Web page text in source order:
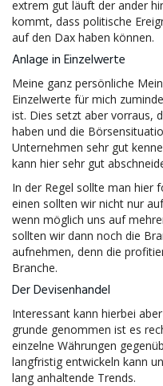
extrem gut läuft der ander
kommt, dass politische
auf den Dax haben können.
Anlage in Einzelwerte
Meine ganz persönliche
Einzelwerte für mich
ist. Dies setzt aber vorraus,
haben und die
Unternehmen sehr gut
kann hier sehr gut
In der Regel sollte man hier
einen sollten wir nicht nur
wenn möglich uns auf
sollten wir dann noch die
aufnehmen, denn die
Branche.
Der Devisenhandel
Interessant kann hierbei
grunde genommen ist es
einzelne Währungen
langfristig entwickeln kann
lang anhaltende Trends.